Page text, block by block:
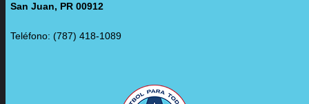
San Juan, PR 00912
Teléfono: (787) 418-1089